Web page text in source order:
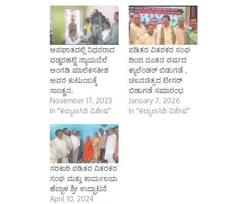
ಅಪಘಾತದಲ್ಲಿ ನಿಧನರಾದ
ವಡ್ಡರಹಟ್ಟಿ ನ್ಯಾಯಬೆಲೆ
ಅಂಗಡಿ ಮಾಲಿಕಸತೀಶ
ಅವರ ಕುಟುಂಬಕ್ಕೆ
ಸಾಂತ್ವನ.
November 17, 2023
In "ಕಲ್ಯಾಣಸಿರಿ ವಿಶೇಷ"
ಪಡಿತರ ವಿತರಕರ ಸಂಘ
ದಿಂದ ನೂತನ ವರ್ಷದ
ಕ್ಯಾಲೆಂಡರ್ ಬಿಡುಗಡೆ ,
ಚಲನಚಿತ್ರದ ಟೀಸರ್
ಬಿಡುಗಡೆ ಸಮಾರಂಭ
January 7, 2026
In "ಕಲ್ಯಾಣಸಿರಿ ವಿಶೇಷ"
ಸರಕಾರಿ ಪಡಿತರ ವಿತರಕರ
ಸಂಘ ಮತ್ತು ಕಾರ್ಯಲಯ
ಹೆಬ್ಬಾಳ ಶ್ರೀ ಉದ್ಘಾಟನೆ
April 10, 2024